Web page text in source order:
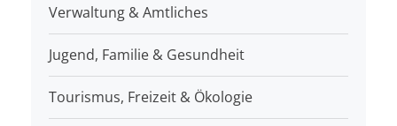
Verwaltung & Amtliches
Jugend, Familie & Gesundheit
Tourismus, Freizeit & Ökologie